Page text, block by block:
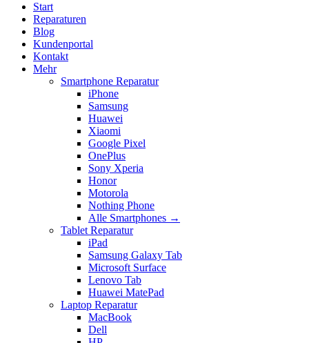
Start
Reparaturen
Blog
Kundenportal
Kontakt
Mehr
Smartphone Reparatur
iPhone
Samsung
Huawei
Xiaomi
Google Pixel
OnePlus
Sony Xperia
Honor
Motorola
Nothing Phone
Alle Smartphones →
Tablet Reparatur
iPad
Samsung Galaxy Tab
Microsoft Surface
Lenovo Tab
Huawei MatePad
Laptop Reparatur
MacBook
Dell